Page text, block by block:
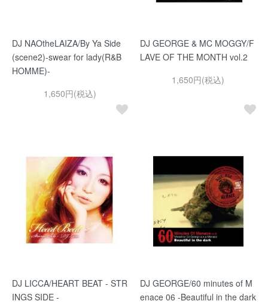
DJ NAOtheLAIZA/By Ya Side
(scene2)-swear for lady(R&B
HOMME)-
1,650円(税込)
DJ GEORGE & MC MOGGY/F
LAVE OF THE MONTH vol.2
1,650円(税込)
DJ LICCA/HEART BEAT - STR
INGS SIDE -
DJ GEORGE/60 minutes of M
enace 06 -Beautiful in the dark